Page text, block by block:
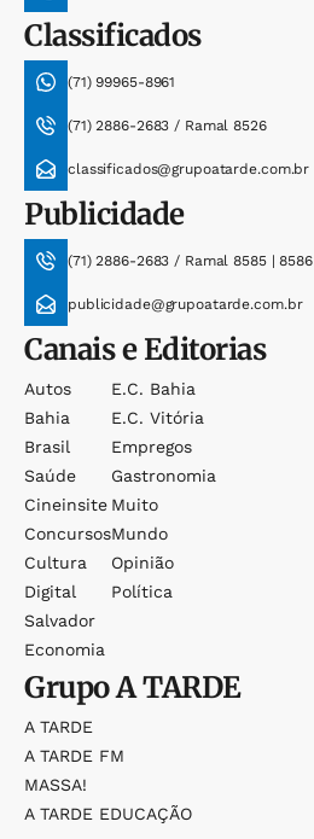
Classificados
(71) 99965-8961
(71) 2886-2683 / Ramal 8526
classificados@grupoatarde.com.br
Publicidade
(71) 2886-2683 / Ramal 8585 | 8586
publicidade@grupoatarde.com.br
Canais e Editorias
Autos
Bahia
Brasil
Saúde
Cineinsite
Concursos
Cultura
Digital
Salvador
Economia
E.c. Bahia
E.c. Vitória
Empregos
Gastronomia
Muito
Mundo
Opinião
Política
GrupoA TARDE
A TARDE
A TARDE FM
MASSA!
A TARDE EDUCAÇÃO